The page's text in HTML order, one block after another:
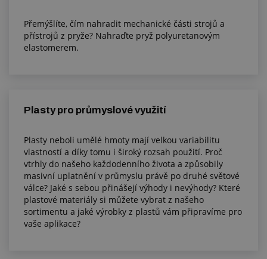
Přemýšlíte, čím nahradit mechanické části strojů a
přístrojů z pryže? Nahraďte pryž polyuretanovým
elastomerem.
Plasty pro průmyslové využití
Plasty neboli umělé hmoty mají velkou variabilitu
vlastností a díky tomu i široký rozsah použití. Proč
vtrhly do našeho každodenního života a způsobily
masivní uplatnění v průmyslu právě po druhé světové
válce? Jaké s sebou přinášejí výhody i nevýhody? Které
plastové materiály si můžete vybrat z našeho
sortimentu a jaké výrobky z plastů vám připravíme pro
vaše aplikace?